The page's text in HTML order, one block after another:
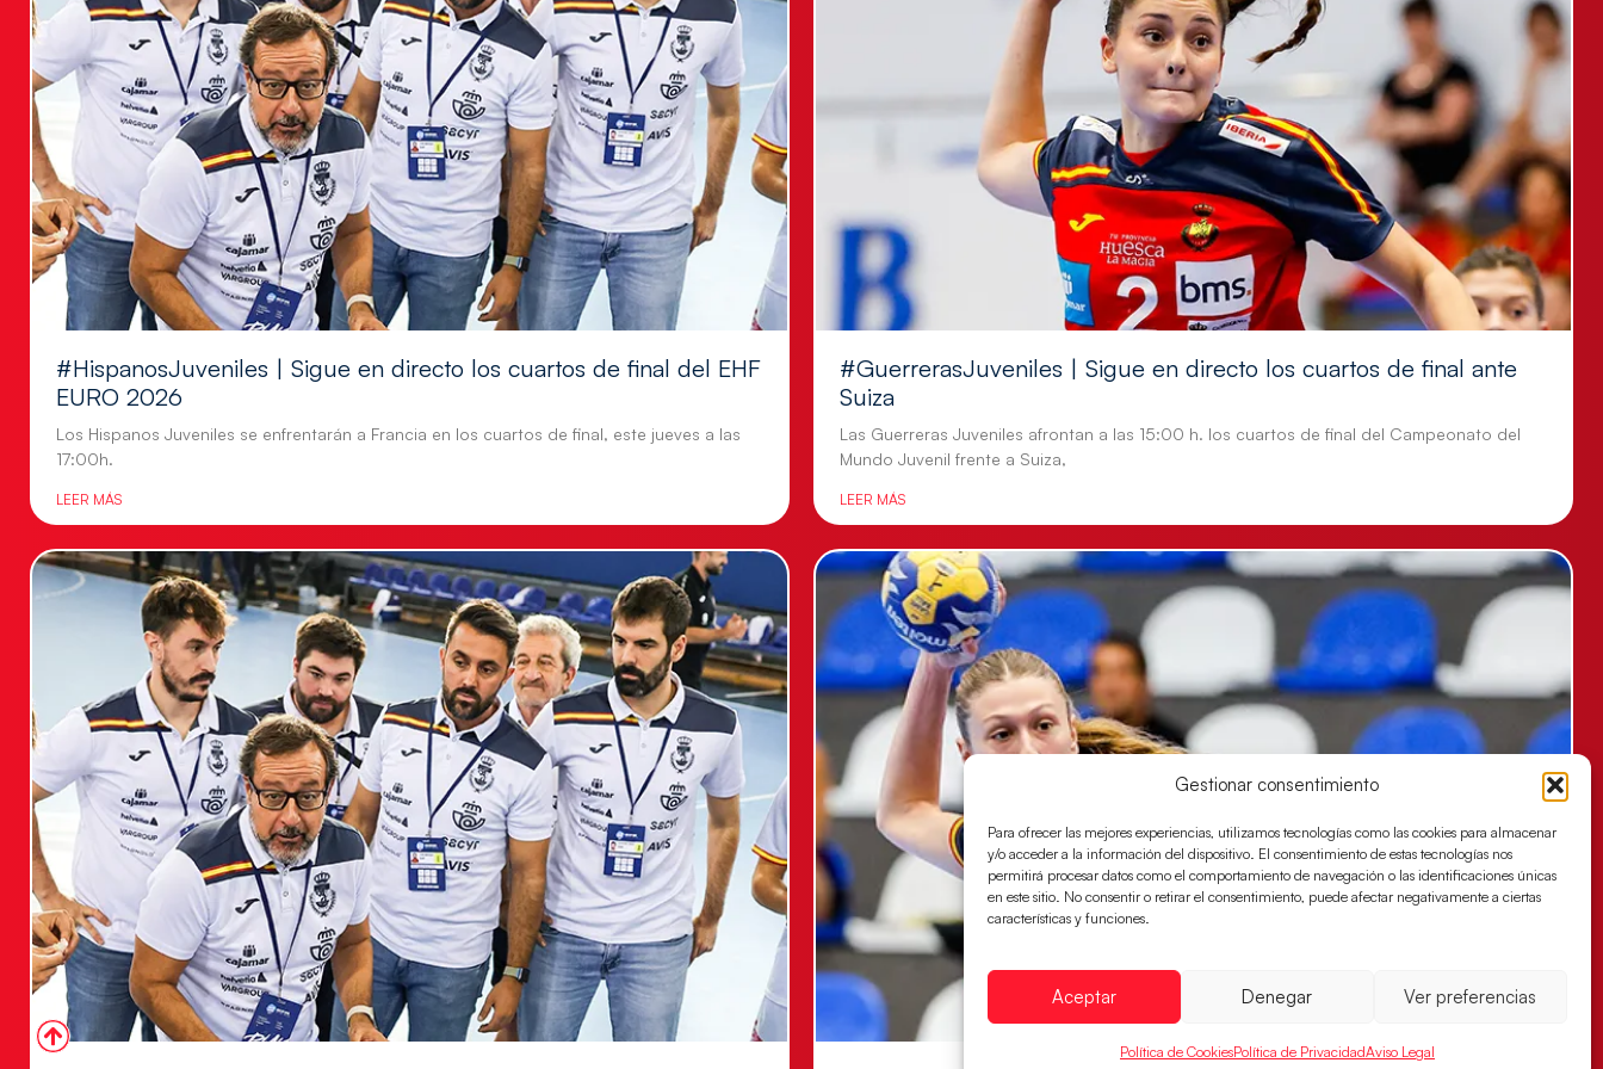
Gestionar consentimiento
Para ofrecer las mejores experiencias, utilizamos tecnologías como las cookies para almacenar
y/o acceder a la información del dispositivo. El consentimiento de estas tecnologías nos
permitirá procesar datos como el comportamiento de navegación o las identificaciones únicas
en este sitio. No consentir o retirar el consentimiento, puede afectar negativamente a ciertas
características y funciones.
Aceptar Denegar Ver preferencias
Política de CookiesPolítica de PrivacidadAviso Legal
#HispanosJuveniles | Sigue en directo los cuartos de final del EHF
EURO 2026
Los Hispanos Juveniles se enfrentarán a Francia en los cuartos de final, este jueves a las
17:00h.
LEER MÁS
#GuerrerasJuveniles | Sigue en directo los cuartos de final ante
Suiza
Las Guerreras Juveniles afrontan a las 15:00 h. los cuartos de final del Campeonato del
Mundo Juvenil frente a Suiza,
LEER MÁS